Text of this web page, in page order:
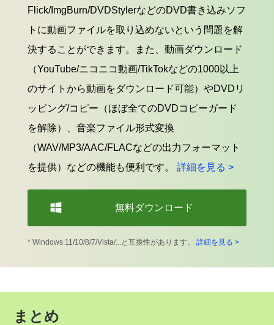
Flick/ImgBurn/DVDStylerなどのDVD書き込みソフ
トに動画ファイルを取り込めないという問題を解
決することができます。また、動画ダウンロード
（YouTube/ニコニコ動画/TikTokなどの1000以上
のサイトから動画をダウンロード可能）やDVDリ
ッピング/コピー（ほぼ全てのDVDコピーガード
を解除）、音楽ファイル形式変換
（WAV/MP3/AAC/FLACなどの出力フォーマット
を提供）などの機能も便利です。 詳細を見る >
無料ダウンロード
* Windows 11/10/8/7/Vista/...と互換性があります。 詳細を見る >
まとめ